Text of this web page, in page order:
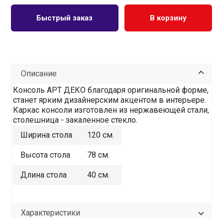
В корзину
Быстрый заказ
Описание
Консоль АРТ ДЕКО благодаря оригинальной форме,
станет ярким дизайнерским акцентом в интерьере.
Каркас консоли изготовлен из нержавеющей стали,
столешница - закаленное стекло.
Ширина стола
120 см.
Высота стола 78 см.
Длина стола 40 см.
Характеристики